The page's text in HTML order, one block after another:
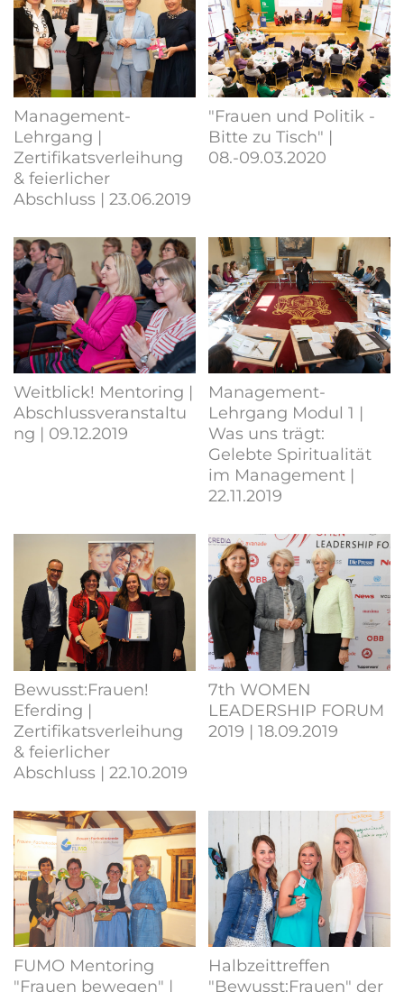
Management-
Lehrgang |
Zertifikatsverleihung
& feierlicher
Abschluss | 23.06.2019
"Frauen und Politik -
Bitte zu Tisch" |
08.-09.03.2020
Weitblick! Mentoring |
Abschlussveranstaltu
ng | 09.12.2019
Management-
Lehrgang Modul 1 |
Was uns trägt:
Gelebte Spiritualität
im Management |
22.11.2019
Bewusst:Frauen!
Eferding |
Zertifikatsverleihung
& feierlicher
Abschluss | 22.10.2019
7th WOMEN
LEADERSHIP FORUM
2019 | 18.09.2019
FUMO Mentoring
"Frauen bewegen" |
Halbzeittreffen
"Bewusst:Frauen" der